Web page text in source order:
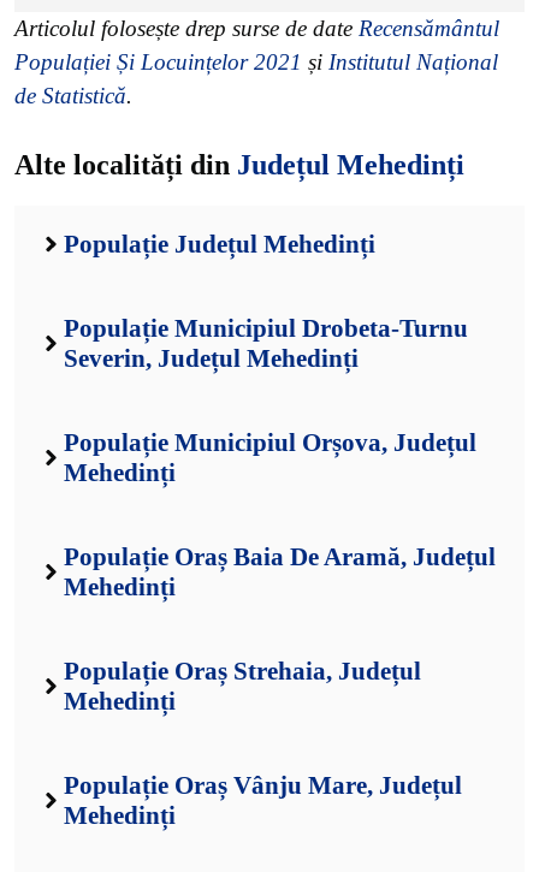
Articolul folosește drep surse de date Recensământul
Populației Și Locuințelor 2021 și Institutul Național
de Statistică.
Alte localități din Județul Mehedinți
Populație Județul Mehedinți
Populație Municipiul Drobeta-Turnu
Severin, Județul Mehedinți
Populație Municipiul Orșova, Județul
Mehedinți
Populație Oraș Baia De Aramă, Județul
Mehedinți
Populație Oraș Strehaia, Județul
Mehedinți
Populație Oraș Vânju Mare, Județul
Mehedinți